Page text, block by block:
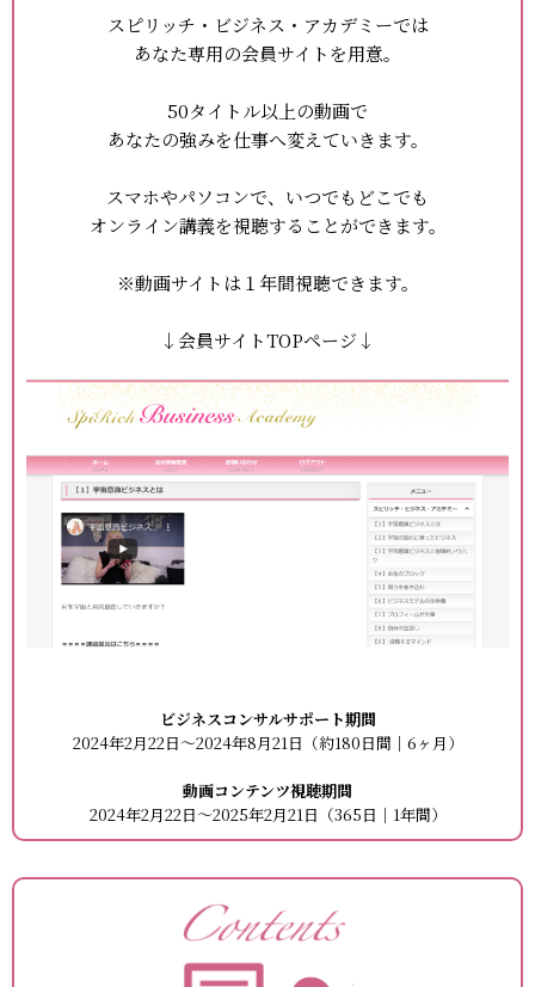
スピリッチ・ビジネス・アカデミーでは
あなた専用の会員サイトを用意。
50タイトル以上の動画で
あなたの強みを仕事へ変えていきます。
スマホやパソコンで、いつでもどこでも
オンライン講義を視聴することができます。
※動画サイトは１年間視聴できます。
↓会員サイトTOPページ↓
ビジネスコンサルサポート期間
2024年2月22日～2024年8月21日（約180日間｜6ヶ月）
動画コンテンツ視聴期間
2024年2月22日～2025年2月21日（365日｜1年間）